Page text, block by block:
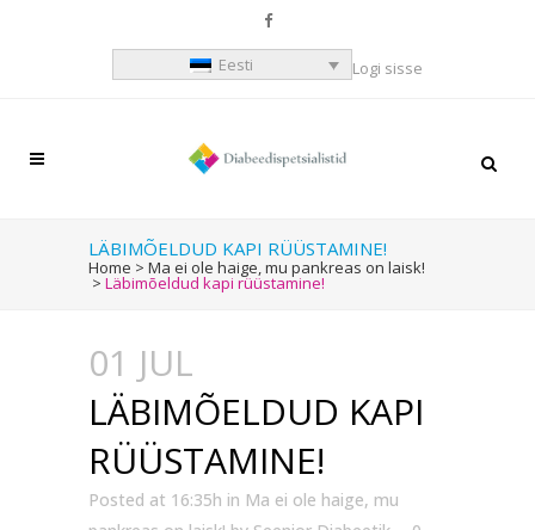
Eesti Logi sisse
LÄBIMÕELDUD KAPI RÜÜSTAMINE!
Home > Ma ei ole haige, mu pankreas on laisk!
> Läbimõeldud kapi rüüstamine!
01 JUL
LÄBIMÕELDUD KAPI
RÜÜSTAMINE!
Posted at 16:35h in Ma ei ole haige, mu